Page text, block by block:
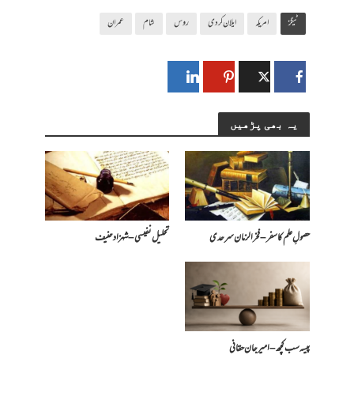
ٹیگز امریکہ ایلان کردی روس شام عمران
یہ بھی پڑھیں
حصولِ علم کا سفر – فخرالزمان سرحدی تحلیل نفیسی – شہزاد حنیف
پیسہ سب کچھ – امیرجان حقانی